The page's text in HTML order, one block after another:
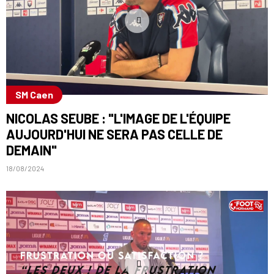
SM Caen
NICOLAS SEUBE : "L'IMAGE DE L'ÉQUIPE
AUJOURD'HUI NE SERA PAS CELLE DE
DEMAIN"
18/08/2024